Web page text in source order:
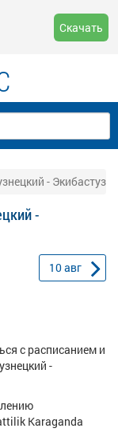
Скачать
- Экибастуз
-
10авг
с расписанием и
-
Karaganda